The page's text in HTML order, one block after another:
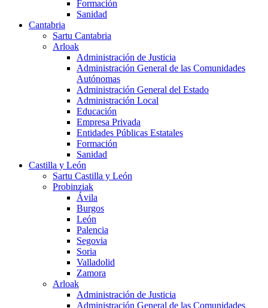
Formación
Sanidad
Cantabria
Sartu Cantabria
Arloak
Administración de Justicia
Administración General de las Comunidades
Autónomas
Administración General del Estado
Administración Local
Educación
Empresa Privada
Entidades Públicas Estatales
Formación
Sanidad
Castilla y León
Sartu Castilla y León
Probinziak
Ávila
Burgos
León
Palencia
Segovia
Soria
Valladolid
Zamora
Arloak
Administración de Justicia
Administración General de las Comunidades